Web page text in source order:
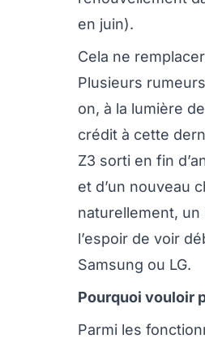
en juin).
Cela ne
Plusieurs
on, à la lumière
crédit à cette
Z3 sorti en fin
et d’un nouveau
naturellement, un
l’espoir de voir
Samsung ou LG.
Pourquoi vouloir
Parmi les